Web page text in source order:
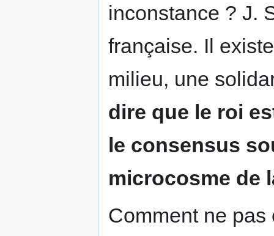
inconstance ? J.
française. Il
milieu, une
dire que le roi
le consensus
microcosme de
Comment ne